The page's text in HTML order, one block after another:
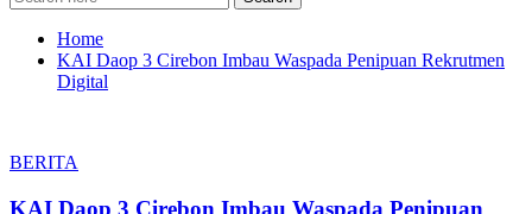
Home
KAI Daop 3 Cirebon Imbau Waspada Penipuan Rekrutmen
Digital
BERITA
KAI Daop 3 Cirebon Imbau Waspada Penipuan